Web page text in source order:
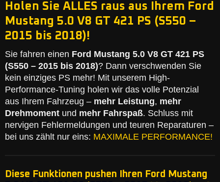
Holen Sie ALLES raus aus Ihrem Ford
Mustang 5.0 V8 GT 421 PS (S550 –
2015 bis 2018)!
Sie fahren einen Ford Mustang 5.0 V8 GT 421 PS
(S550 – 2015 bis 2018)? Dann verschwenden Sie
kein einziges PS mehr! Mit unserem High-
Performance-Tuning holen wir das volle Potenzial
aus Ihrem Fahrzeug – mehr Leistung, mehr
Drehmoment und mehr Fahrspaß. Schluss mit
nervigen Fehlermeldungen und teuren Reparaturen –
bei uns zählt nur eins: MAXIMALE PERFORMANCE!
Diese Funktionen pushen Ihren Ford Mustang